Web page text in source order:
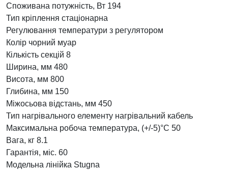
Споживана потужність, Вт 194
Тип кріплення стаціонарна
Регулювання температури з регулятором
Колір чорний муар
Кількість секцій 8
Ширина, мм 480
Висота, мм 800
Глибина, мм 150
Міжосьова відстань, мм 450
Тип нагрівального елементу нагрівальний кабель
Максимальна робоча температура, (+/-5)°C 50
Вага, кг 8.1
Гарантія, міс. 60
Модельна лінійка Stugna